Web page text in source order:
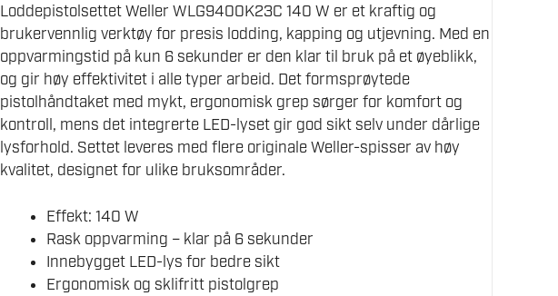
Loddepistolsettet Weller WLG9400K23C 140 W er et kraftig og
brukervennlig verktøy for presis lodding, kapping og utjevning. Med en
oppvarmingstid på kun 6 sekunder er den klar til bruk på et øyeblikk,
og gir høy effektivitet i alle typer arbeid. Det formsprøytede
pistolhåndtaket med mykt, ergonomisk grep sørger for komfort og
kontroll, mens det integrerte LED-lyset gir god sikt selv under dårlige
lysforhold. Settet leveres med flere originale Weller-spisser av høy
kvalitet, designet for ulike bruksområder.
Effekt: 140 W
Rask oppvarming – klar på 6 sekunder
Innebygget LED-lys for bedre sikt
Ergonomisk og sklifritt pistolgrep